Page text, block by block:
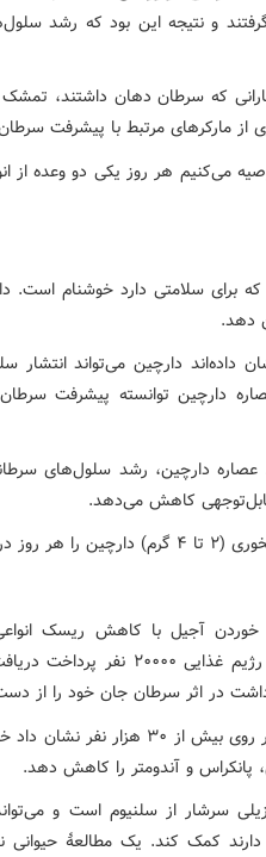
که سرطان دهان داشتند،
مارکرهای مرتبط با پیشرفت
می‌کنیم هر روز یکی دو وعده از
برای سلامتی دارد خوشنام است.
دهد.
دارچین می‌تواند انتشار
دارچین توانسته پیشرفت
عصاره دارچین، رشد سلول‌های
قابل‌توجهی کاهش می‌دهد.
استفاده کنید.
آجیل با کاهش ریسک انواعی
مطالعه‌ای که به بررسی رژیم
در اثر سرطان جان خود را از
یک مطالعه ۳۰ساله دیگر روی بیش
پانکراس و آندومتر را کاهش دهد.
سرشار از سلنیوم است و
کمک کند. یک مطالعهٔ